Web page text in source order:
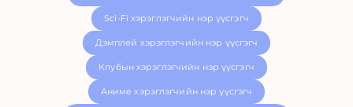
Sci-Fi хэрэглэгчийн нэр үүсгэгч
Дэмплей хэрэглэгчийн нэр үүсгэгч
Клубын хэрэглэгчийн нэр үүсгэгч
Аниме хэрэглэгчийн нэр үүсгэгч